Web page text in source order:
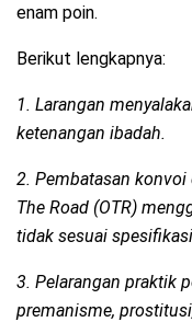
enam poin.
Berikut lengkapnya:
1. Larangan
ketenangan ibadah.
2. Pembatasan konvoi
The Road (OTR)
tidak sesuai
3. Pelarangan praktik
premanisme,